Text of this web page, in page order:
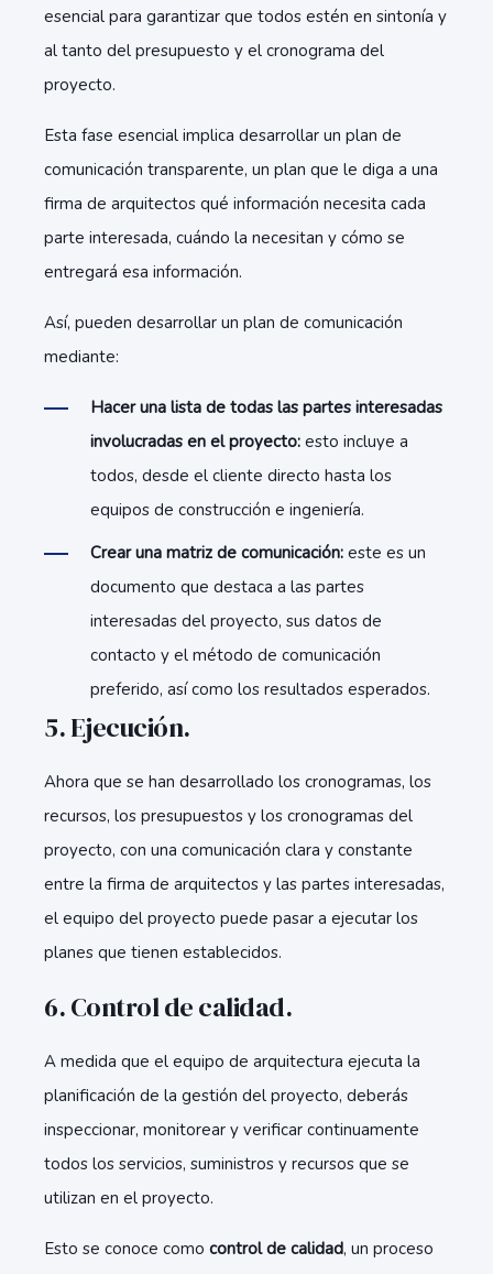
esencial para garantizar que todos estén en sintonía y
al tanto del presupuesto y el cronograma del
proyecto.
Esta fase esencial implica desarrollar un plan de
comunicación transparente, un plan que le diga a una
firma de arquitectos qué información necesita cada
parte interesada, cuándo la necesitan y cómo se
entregará esa información.
Así, pueden desarrollar un plan de comunicación
mediante:
Hacer una lista de todas las partes interesadas
involucradas en el proyecto: esto incluye a
todos, desde el cliente directo hasta los
equipos de construcción e ingeniería.
Crear una matriz de comunicación: este es un
documento que destaca a las partes
interesadas del proyecto, sus datos de
contacto y el método de comunicación
preferido, así como los resultados esperados.
5. Ejecución.
Ahora que se han desarrollado los cronogramas, los
recursos, los presupuestos y los cronogramas del
proyecto, con una comunicación clara y constante
entre la firma de arquitectos y las partes interesadas,
el equipo del proyecto puede pasar a ejecutar los
planes que tienen establecidos.
6. Control de calidad.
A medida que el equipo de arquitectura ejecuta la
planificación de la gestión del proyecto, deberás
inspeccionar, monitorear y verificar continuamente
todos los servicios, suministros y recursos que se
utilizan en el proyecto.
Esto se conoce como control de calidad, un proceso